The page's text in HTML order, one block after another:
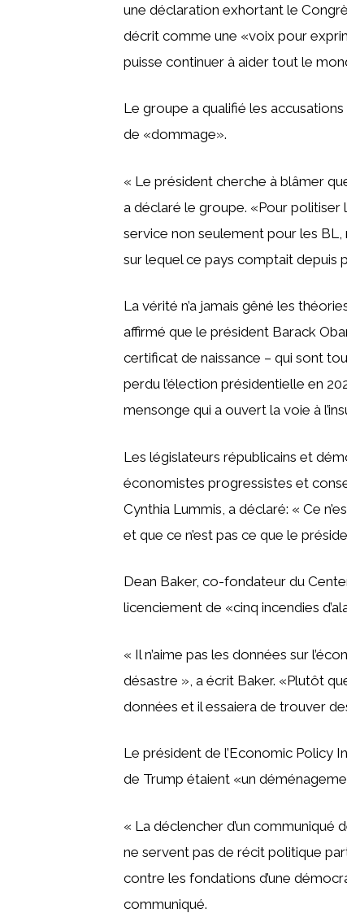
une déclaration exhortant le
décrit comme une «voix pour
puisse continuer à aider tout le
Le groupe a qualifié les
de «dommage».
« Le président cherche à blâmer
a déclaré le groupe. «Pour politiser
service non seulement pour les BL,
sur lequel ce pays comptait depuis
La vérité n’a jamais gêné les
affirmé que le président Barack
certificat de naissance – qui sont
perdu l’élection présidentielle en
mensonge qui a ouvert la voie à
Les législateurs républicains et
économistes progressistes et
Cynthia Lummis, a déclaré: « Ce
et que ce n’est pas ce que le
Dean Baker, co-fondateur du
licenciement de «cinq incendies
« Il n’aime pas les données sur
désastre », a écrit Baker. «Plutôt
données et il essaiera de trouver
Le président de l’Economic Policy
de Trump étaient «un
« La déclencher d’un communiqué
ne servent pas de récit politique
contre les fondations d’une
communiqué.